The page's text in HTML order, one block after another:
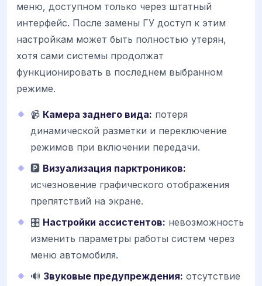
меню, доступном только через штатный
интерфейс. После замены ГУ доступ к этим
настройкам может быть полностью утерян,
хотя сами системы продолжат
функционировать в последнем выбранном
режиме.
📹 Камера заднего вида: потеря
динамической разметки и переключение
режимов при включении передачи.
🅿️ Визуализация парктроников:
исчезновение графического отображения
препятствий на экране.
🎛️ Настройки ассистентов: невозможность
изменить параметры работы систем через
меню автомобиля.
🔊 Звуковые предупреждения: отсутствие